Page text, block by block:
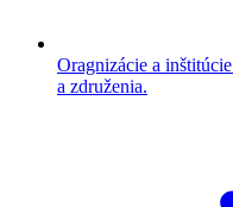
Oragnizácie a inštitúcie
a združenia.